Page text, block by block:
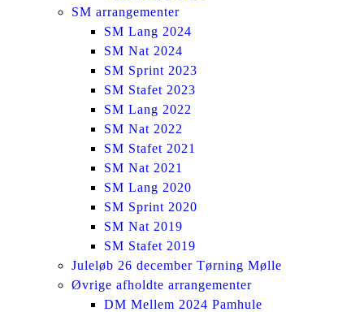
SM arrangementer
SM Lang 2024
SM Nat 2024
SM Sprint 2023
SM Stafet 2023
SM Lang 2022
SM Nat 2022
SM Stafet 2021
SM Nat 2021
SM Lang 2020
SM Sprint 2020
SM Nat 2019
SM Stafet 2019
Juleløb 26 december Tørning Mølle
Øvrige afholdte arrangementer
DM Mellem 2024 Pamhule